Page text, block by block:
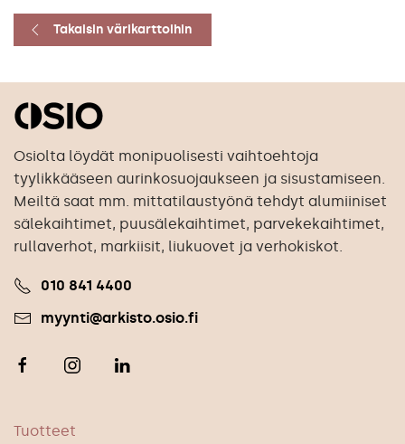
Takaisin värikarttoihin
Osiolta löydät monipuolisesti vaihtoehtoja
tyylikkääseen aurinkosuojaukseen ja sisustamiseen.
Meiltä saat mm. mittatilaustyönä tehdyt alumiiniset
sälekaihtimet, puusälekaihtimet, parvekekaihtimet,
rullaverhot, markiisit, liukuovet ja verhokiskot.
010 841 4400
myynti@arkisto.osio.fi
Tuotteet